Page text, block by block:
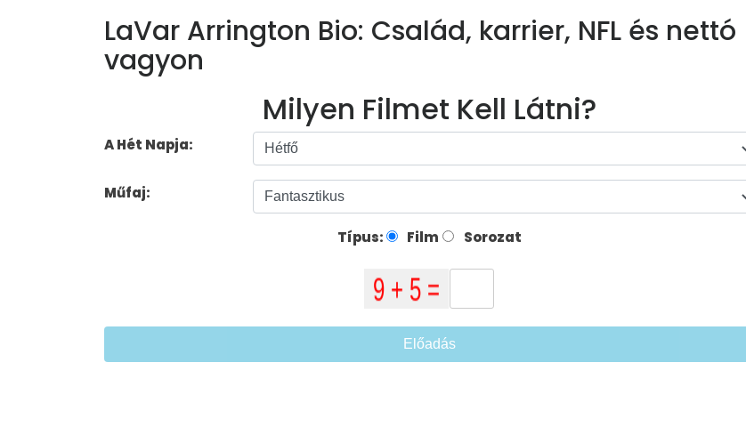
LaVar Arrington Bio: Család, karrier, NFL és nettó
vagyon
Milyen Filmet Kell Látni?
A Hét Napja:
Műfaj:
Típus: Film Sorozat
Előadás